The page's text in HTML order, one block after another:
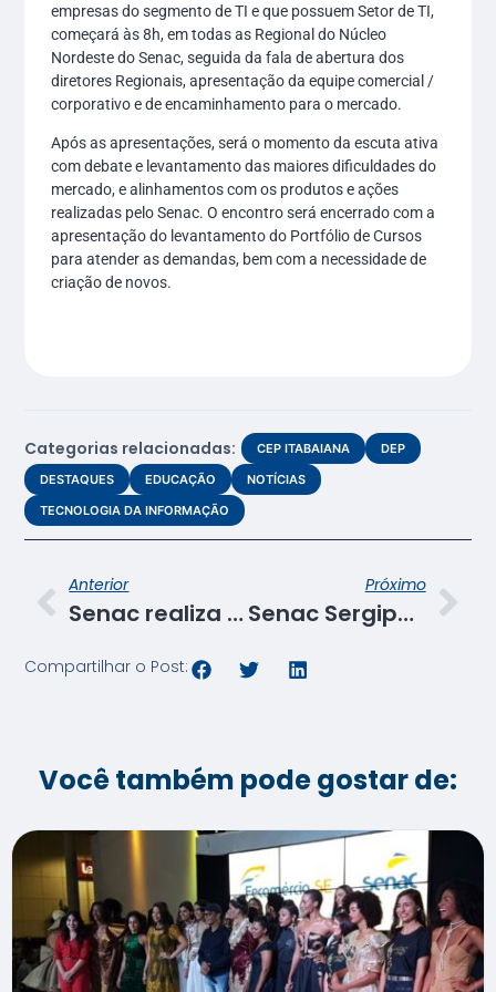
empresas do segmento de TI e que possuem Setor de TI,
começará às 8h, em todas as Regional do Núcleo
Nordeste do Senac, seguida da fala de abertura dos
diretores Regionais, apresentação da equipe comercial /
corporativo e de encaminhamento para o mercado.
Após as apresentações, será o momento da escuta ativa
com debate e levantamento das maiores dificuldades do
mercado, e alinhamentos com os produtos e ações
realizadas pelo Senac. O encontro será encerrado com a
apresentação do levantamento do Portfólio de Cursos
para atender as demandas, bem com a necessidade de
criação de novos.
Categorias relacionadas: CEP ITABAIANA
DEP
DESTAQUES
EDUCAÇÃO
NOTÍCIAS
TECNOLOGIA DA INFORMAÇÃO
Anterior
Senac realiza o III Make Colors em Aracaju
Próximo
Senac Sergipe entrega certificados de cursos de TI no Pólo Moda de Itabaianinha
Compartilhar o Post:
Você também pode gostar de: